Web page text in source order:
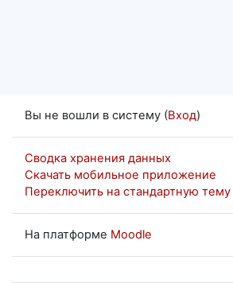
Вы не вошли в систему (Вход)
Сводка хранения данных
Скачать мобильное приложение
Переключить на стандартную тему
На платформе Moodle